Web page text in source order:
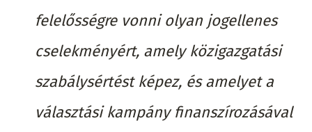
felelősségre vonni olyan jogellenes
cselekményért, amely közigazgatási
szabálysértést képez, és amelyet a
választási kampány finanszírozásával